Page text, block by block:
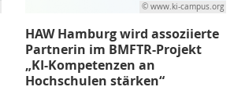
© www.ki-campus.org
HAW Hamburg wird assoziierte
Partnerin im BMFTR-Projekt
„KI-Kompetenzen an
Hochschulen stärken“